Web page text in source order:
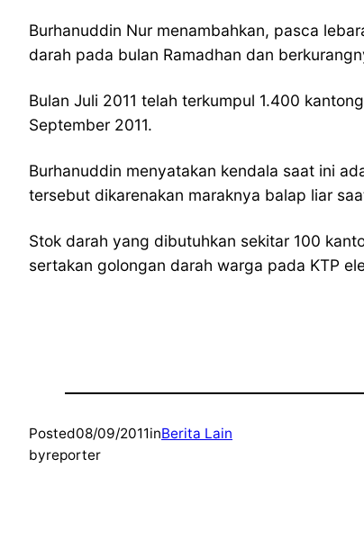
Burhanuddin Nur menambahkan, pasca
darah pada bulan Ramadhan dan
Bulan Juli 2011 telah terkumpul 1.400
September 2011.
Burhanuddin menyatakan kendala saat ini
tersebut dikarenakan maraknya balap liar
Stok darah yang dibutuhkan sekitar 100
sertakan golongan darah warga pada KTP
Posted08/09/2011inBerita Lain
byreporter